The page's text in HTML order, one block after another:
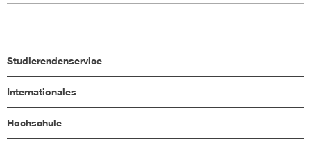
Studierendenservice
Internationales
Hochschule